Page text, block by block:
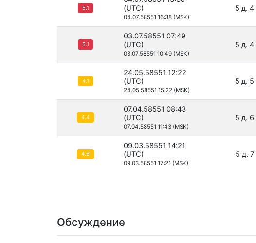
5.1
(UTC)
04.07.58551 16:38 (MSK)
5 д. 4
5.1
03.07.58551 07:49
(UTC)
03.07.58551 10:49 (MSK)
5 д. 4
4.1
24.05.58551 12:22
(UTC)
24.05.58551 15:22 (MSK)
5 д. 5
4.4
07.04.58551 08:43
(UTC)
07.04.58551 11:43 (MSK)
5 д. 6
4.6
09.03.58551 14:21
(UTC)
09.03.58551 17:21 (MSK)
5 д. 7
Обсуждение